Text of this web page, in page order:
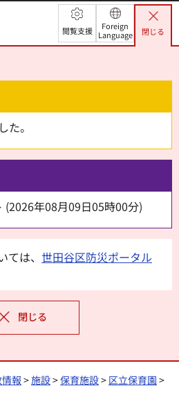
閲覧支援
Foreign
Language
閉じる
た。
(2026年08月09日05時00分)
は、 世田谷区防災ポータル
閉じる
報 >施設>保育施設> 区立保育園 >